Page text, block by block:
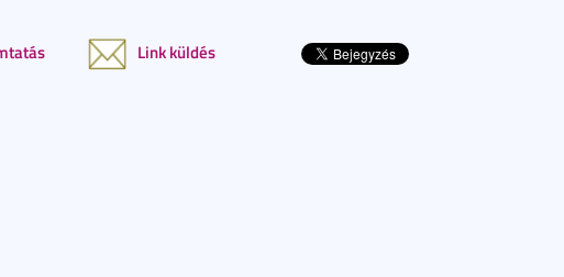
Link küldés